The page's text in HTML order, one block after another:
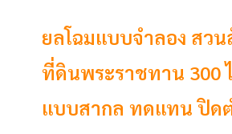
ยลโฉมแบบจำลอง สว
ที่ดินพระราชทาน 300
แบบสากล ทดแทน ปิด